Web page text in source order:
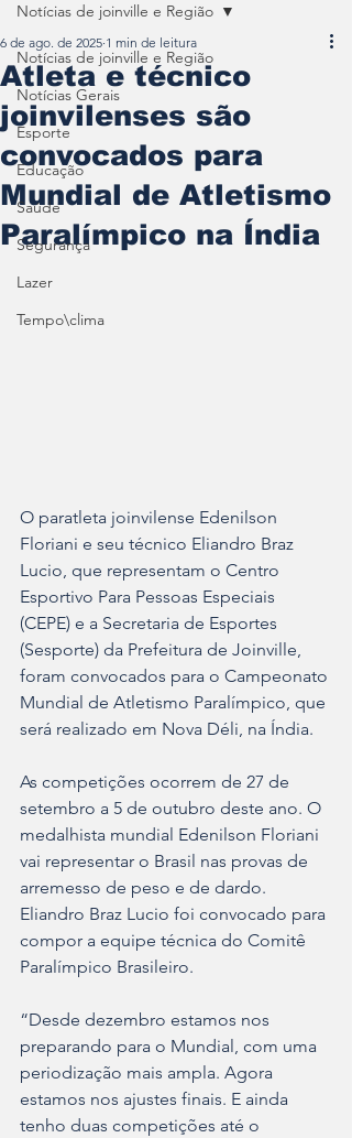
Notícias de joinville e Região
Notícias Gerais
Esporte
Educação
Saúde
Segurança
Lazer
Tempo\clima
Notícias de joinville e Região
Atleta e técnico
joinvilenses são
convocados para
Mundial de Atletismo
Paralímpico na Índia
6 de ago. de 2025 1 min de leitura
O paratleta joinvilense Edenilson
Floriani e seu técnico Eliandro Braz
Lucio, que representam o Centro
Esportivo Para Pessoas Especiais
(CEPE) e a Secretaria de Esportes
(Sesporte) da Prefeitura de Joinville,
foram convocados para o Campeonato
Mundial de Atletismo Paralímpico, que
será realizado em Nova Déli, na Índia.
As competições ocorrem de 27 de
setembro a 5 de outubro deste ano. O
medalhista mundial Edenilson Floriani
vai representar o Brasil nas provas de
arremesso de peso e de dardo.
Eliandro Braz Lucio foi convocado para
compor a equipe técnica do Comitê
Paralímpico Brasileiro.
“Desde dezembro estamos nos
preparando para o Mundial, com uma
periodização mais ampla. Agora
estamos nos ajustes finais. E ainda
tenho duas competições até o